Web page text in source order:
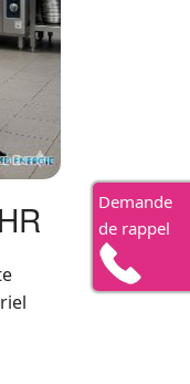
Demande
de rappel